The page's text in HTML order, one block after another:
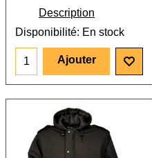
Description
Disponibilité: En stock
Ajouter